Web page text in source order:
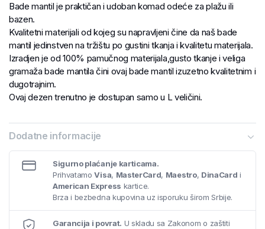
Bade mantil je praktičan i udoban komad odeće za plažu ili
bazen.
Kvalitetni materijali od kojeg su napravljeni čine da naš bade
mantil jedinstven na tržištu po gustini tkanja i kvalitetu materijala.
Izradjen je od 100% pamučnog materijala,gusto tkanje i veliga
gramaža bade mantila čini ovaj bade mantil izuzetno kvalitetnim i
dugotrajnim.
Ovaj dezen trenutno je dostupan samo u L veličini.
Dodatne informacije
Sigurno plaćanje karticama.
PrihvatamoVisa, MasterCard, Maestro, DinaCard i
American Express kartice.
Brza i bezbedna kupovina uz isporuku širom Srbije.
Garancija i povrat. U skladu sa Zakonom o zaštiti